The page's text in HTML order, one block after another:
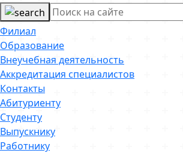
Филиал
Образование
Внеучебная деятельность
Аккредитация специалистов
Контакты
Абитуриенту
Студенту
Выпускнику
Работнику